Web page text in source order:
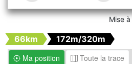
Mise
66km
172m/320m
Ma position
Toute la trace